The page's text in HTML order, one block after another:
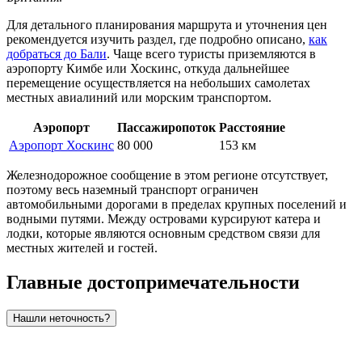
Для детального планирования маршрута и уточнения цен
рекомендуется изучить раздел, где подробно описано, как
добраться до Бали. Чаще всего туристы приземляются в
аэропорту Кимбе или Хоскинс, откуда дальнейшее
перемещение осуществляется на небольших самолетах
местных авиалиний или морским транспортом.
Аэропорт Пассажиропоток Расстояние
Аэропорт Хоскинс 80 000 153 км
Железнодорожное сообщение в этом регионе отсутствует,
поэтому весь наземный транспорт ограничен
автомобильными дорогами в пределах крупных поселений и
водными путями. Между островами курсируют катера и
лодки, которые являются основным средством связи для
местных жителей и гостей.
Главные достопримечательности
Нашли неточность?